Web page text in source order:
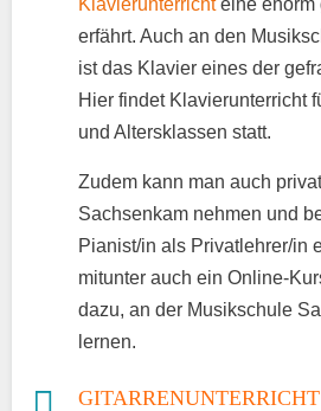
Klavierunterrichteine enorm
erfährt. Auch an den
ist das Klavier eines der
Hier findet Klavierunterricht
und Altersklassen statt.
Zudem kann man auch
Sachsenkam nehmen und
Pianist/in als Privatlehrer/in
mitunter auch ein Online-
dazu, an der Musikschule
lernen.